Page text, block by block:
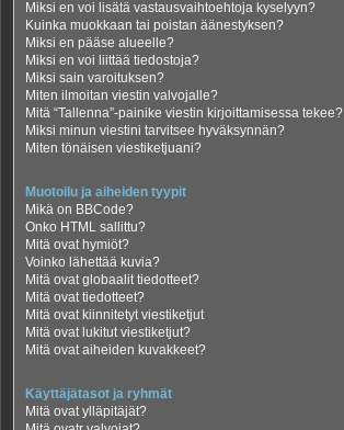
Miksi en voi lisätä vastausvaihtoehtoja kyselyyn?
Kuinka muokkaan tai poistan äänestyksen?
Miksi en pääse alueelle?
Miksi en voi liittää tiedostoja?
Miksi sain varoituksen?
Miten ilmoitan viestin valvojalle?
Mitä “Tallenna”-painike viestin kirjoittamisessa tekee?
Miksi minun viestini tarvitsee hyväksynnän?
Miten tönäisen viestiketjuani?
Muotoilu ja aiheiden tyypit
Mikä on BBCode?
Onko HTML sallittu?
Mitä ovat hymiöt?
Voinko lähettää kuvia?
Mitä ovat globaalit tiedotteet?
Mitä ovat tiedotteet?
Mitä ovat kiinnitetyt viestiketjut
Mitä ovat lukitut viestiketjut?
Mitä ovat aiheiden kuvakkeet?
Käyttäjätasot ja ryhmät
Mitä ovat ylläpitäjät?